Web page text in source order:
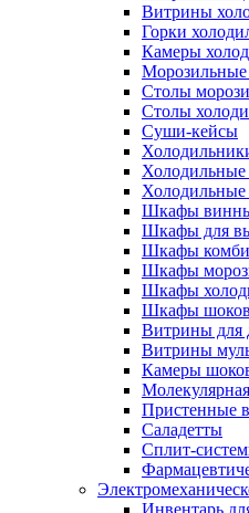
Витрины
Горки
Камеры
Морозильные
Столы
Столы
Суши-кейсы
Холодильные
Шкафы
Шкафы для
Шкафы
Шкафы
Шкафы
Шкафы
Витрины для
Витрины
Камеры
Пристенные
Саладетты
Сплит-
Инвентарь